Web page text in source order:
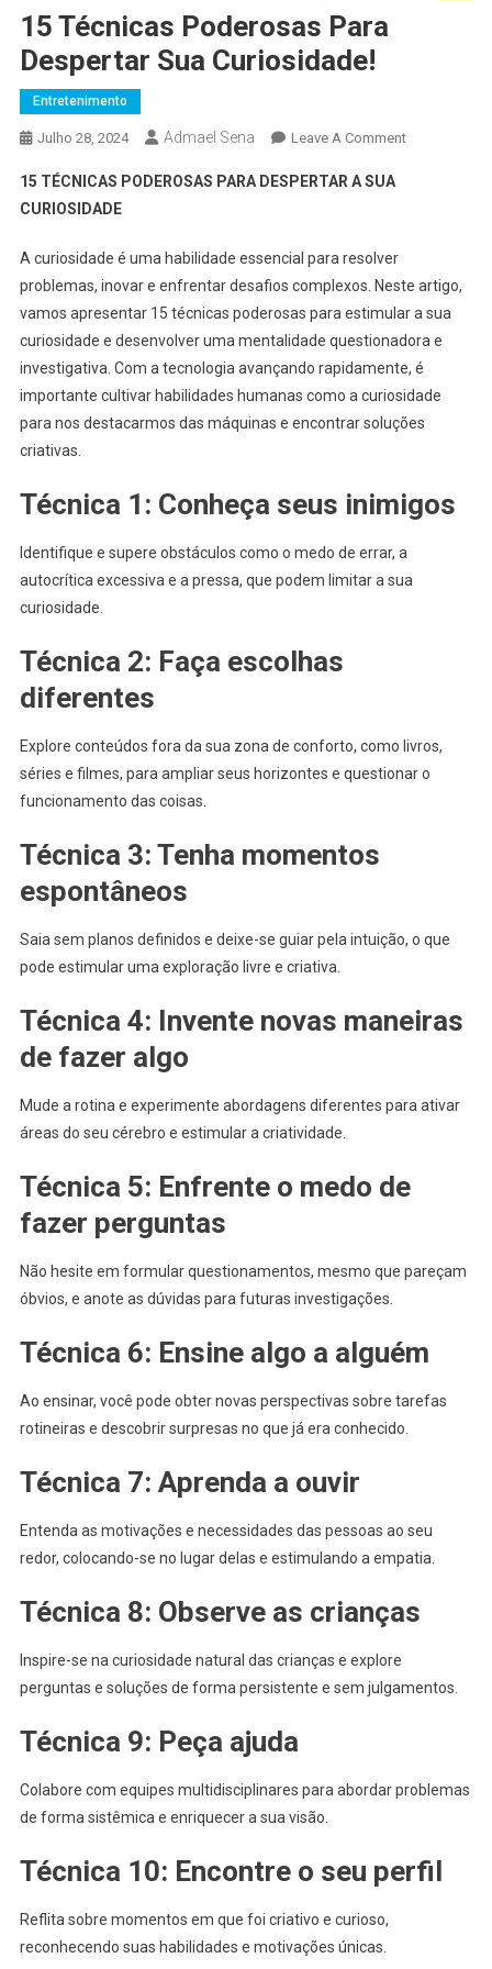
15 Técnicas Poderosas Para
Despertar Sua Curiosidade!
Entretenimento
Julho 28, 2024 Admael Sena Leave A CommentOn
Sua
Curiosidade!
15 TÉCNICAS PODEROSAS PARA DESPERTAR A SUA
CURIOSIDADE
A curiosidade é uma habilidade essencial para resolver
problemas, inovar e enfrentar desafios complexos. Neste artigo,
vamos apresentar 15 técnicas poderosas para estimular a sua
curiosidade e desenvolver uma mentalidade questionadora e
investigativa. Com a tecnologia avançando rapidamente, é
importante cultivar habilidades humanas como a curiosidade
para nos destacarmos das máquinas e encontrar soluções
criativas.
Técnica 1: Conheça seus inimigos
Identifique e supere obstáculos como o medo de errar, a
autocrítica excessiva e a pressa, que podem limitar a sua
curiosidade.
Técnica 2: Faça escolhas
diferentes
Explore conteúdos fora da sua zona de conforto, como livros,
séries e filmes, para ampliar seus horizontes e questionar o
funcionamento das coisas.
Técnica 3: Tenha momentos
espontâneos
Saia sem planos definidos e deixe-se guiar pela intuição, o que
pode estimular uma exploração livre e criativa.
Técnica 4: Invente novas maneiras
de fazer algo
Mude a rotina e experimente abordagens diferentes para ativar
áreas do seu cérebro e estimular a criatividade.
Técnica 5: Enfrente o medo de
fazer perguntas
Não hesite em formular questionamentos, mesmo que pareçam
óbvios, e anote as dúvidas para futuras investigações.
Técnica 6: Ensine algo a alguém
Ao ensinar, você pode obter novas perspectivas sobre tarefas
rotineiras e descobrir surpresas no que já era conhecido.
Técnica 7: Aprenda a ouvir
Entenda as motivações e necessidades das pessoas ao seu
redor, colocando-se no lugar delas e estimulando a empatia.
Técnica 8: Observe as crianças
Inspire-se na curiosidade natural das crianças e explore
perguntas e soluções de forma persistente e sem julgamentos.
Técnica 9: Peça ajuda
Colabore com equipes multidisciplinares para abordar problemas
de forma sistêmica e enriquecer a sua visão.
Técnica 10: Encontre o seu perfil
Reflita sobre momentos em que foi criativo e curioso,
reconhecendo suas habilidades e motivações únicas.